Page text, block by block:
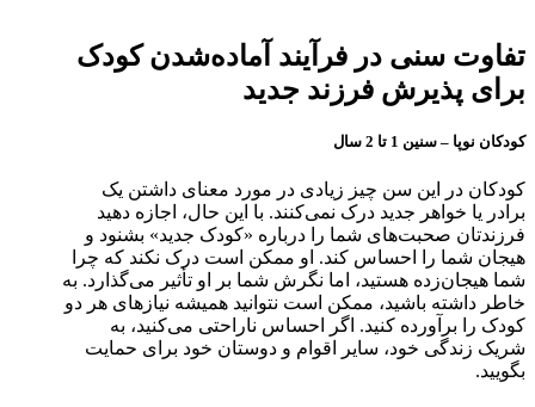
تفاوت سنی در فرآیند آماده‌شدن کودک
برای پذیرش فرزند جدید
کودکان نوپا – سنین 1 تا 2 سال
کودکان در این سن چیز زیادی در مورد معنای داشتن یک
برادر یا خواهر جدید درک نمی‌کنند. با این حال، اجازه دهید
فرزندتان صحبت‌های شما را درباره «کودک جدید» بشنود و
هیجان شما را احساس کند. او ممکن است درک نکند که چرا
شما هیجان‌زده هستید، اما نگرش شما بر او تأثیر می‌گذارد. به
خاطر داشته باشید، ممکن است نتوانید همیشه نیازهای هر دو
کودک را برآورده کنید. اگر احساس ناراحتی می‌کنید، به
شریک زندگی خود، سایر اقوام و دوستان خود برای حمایت
بگویید.